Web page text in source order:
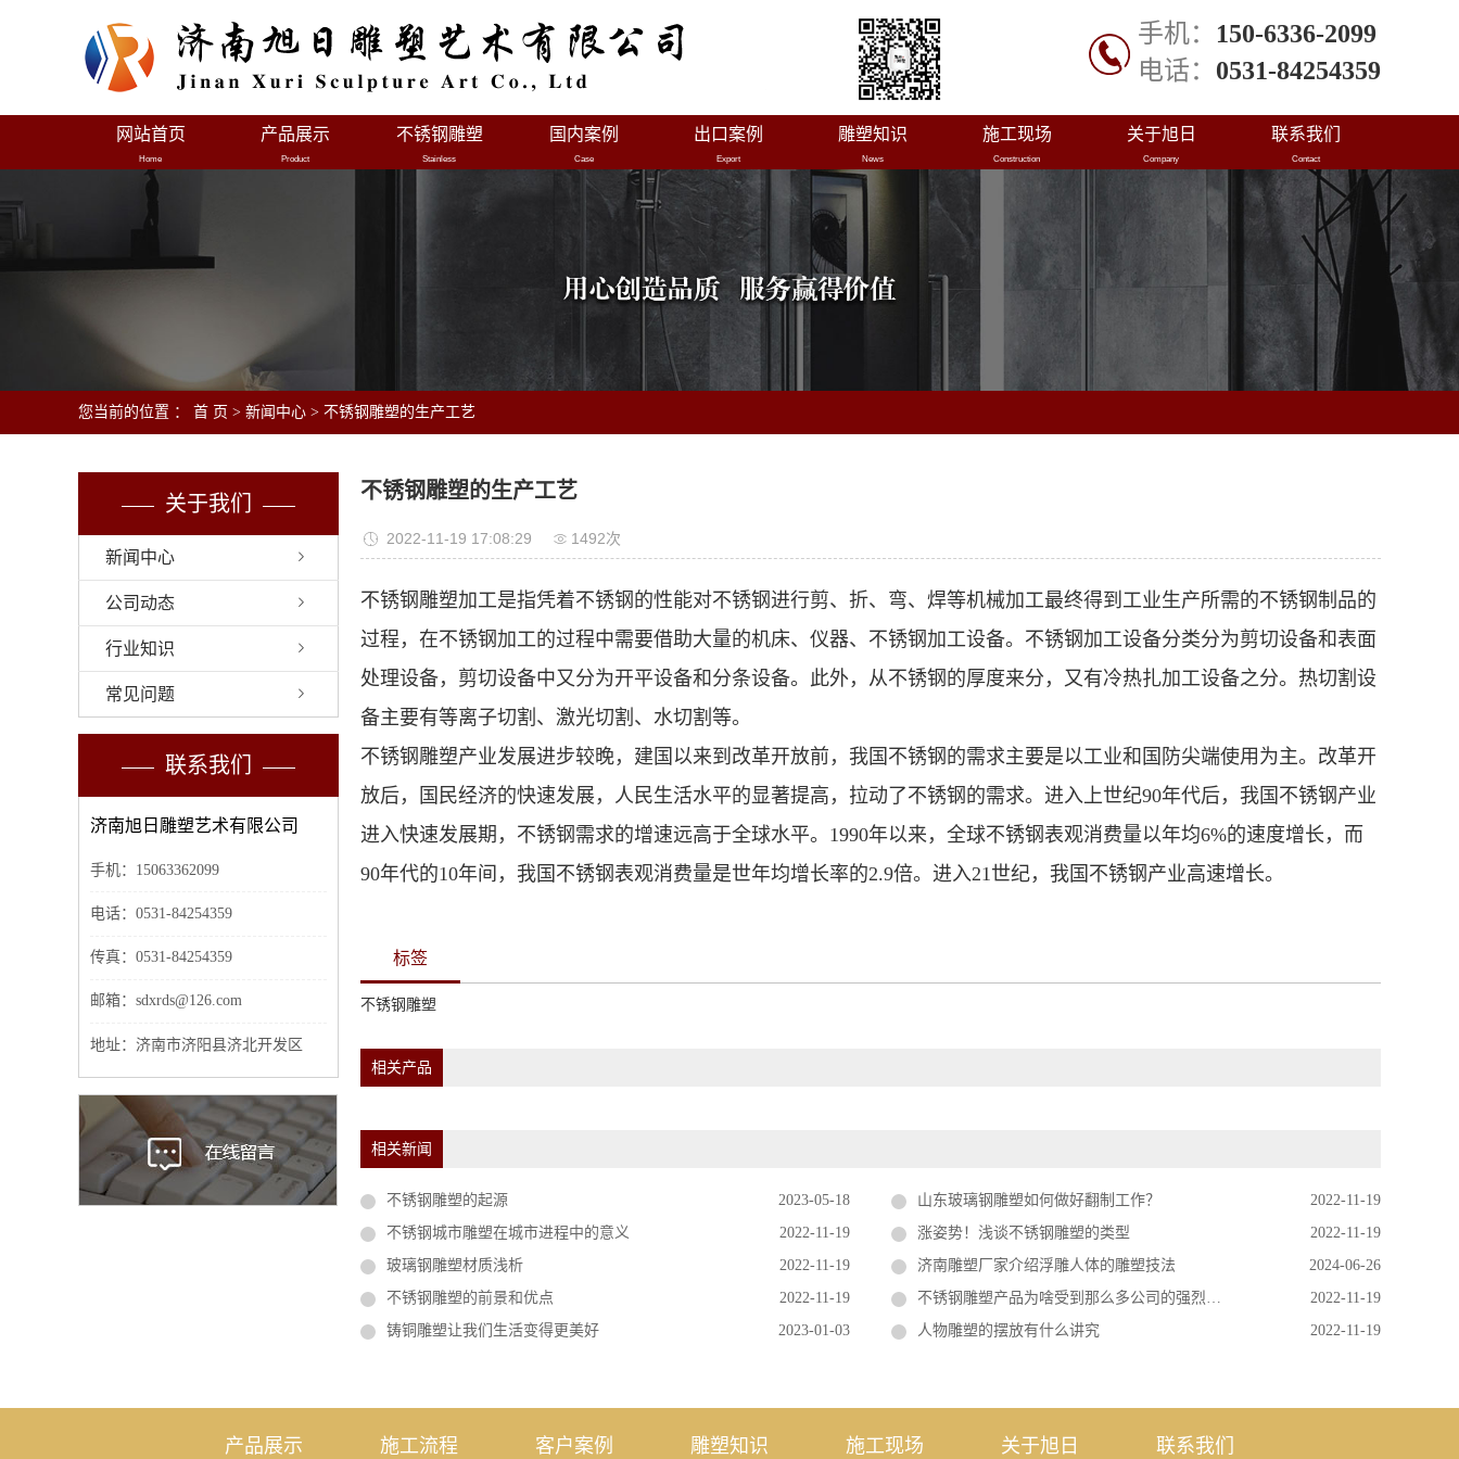
手机： 150-6336-2099
电话： 0531-84254359
网站首页
Home
产品展示
Product
不锈钢雕塑
Stainless
国内案例
Case
出口案例
Export
雕塑知识
News
施工现场
Construction
关于旭日
Company
联系我们
Contact
您当前的位置 ： 首 页 > 新闻中心 > 不锈钢雕塑的生产工艺
关于我们
新闻中心
公司动态
行业知识
常见问题
联系我们
济南旭日雕塑艺术有限公司
手机：15063362099
电话：0531-84254359
传真：0531-84254359
邮箱：sdxrds@126.com
地址：济南市济阳县济北开发区
不锈钢雕塑的生产工艺
2022-11-19 17:08:29 1492次
不锈钢雕塑加工是指凭着不锈钢的性能对不锈钢进行剪、折、弯、焊等机械加工最终得到工业生产所需的不锈钢制品的
过程，在不锈钢加工的过程中需要借助大量的机床、仪器、不锈钢加工设备。不锈钢加工设备分类分为剪切设备和表面
处理设备，剪切设备中又分为开平设备和分条设备。此外，从不锈钢的厚度来分，又有冷热扎加工设备之分。热切割设
备主要有等离子切割、激光切割、水切割等。
不锈钢雕塑产业发展进步较晚，建国以来到改革开放前，我国不锈钢的需求主要是以工业和国防尖端使用为主。改革开
放后，国民经济的快速发展，人民生活水平的显著提高，拉动了不锈钢的需求。进入上世纪90年代后，我国不锈钢产业
进入快速发展期，不锈钢需求的增速远高于全球水平。1990年以来，全球不锈钢表观消费量以年均6%的速度增长，而
90年代的10年间，我国不锈钢表观消费量是世年均增长率的2.9倍。进入21世纪，我国不锈钢产业高速增长。
标签
不锈钢雕塑
相关产品
相关新闻
不锈钢雕塑的起源 2023-05-18 山东玻璃钢雕塑如何做好翻制工作？
2022-11-19
不锈钢城市雕塑在城市进程中的意义
2022-11-19 涨姿势！浅谈不锈钢雕塑的类型
2022-11-19
玻璃钢雕塑材质浅析
2022-11-19 济南雕塑厂家介绍浮雕人体的雕塑技法
2024-06-26
不锈钢雕塑的前景和优点
2022-11-19 不锈钢雕塑产品为啥受到那么多公司的强烈欢迎？
2022-11-19
铸铜雕塑让我们生活变得更美好
2023-01-03 人物雕塑的摆放有什么讲究 2022-11-19
产品展示 施工流程 客户案例 雕塑知识 施工现场 关于旭日 联系我们